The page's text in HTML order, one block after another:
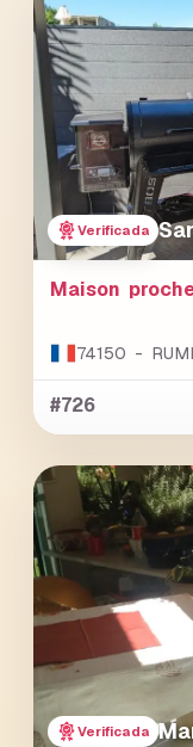
Verificada
Maison
74150 -
#726
Verificada